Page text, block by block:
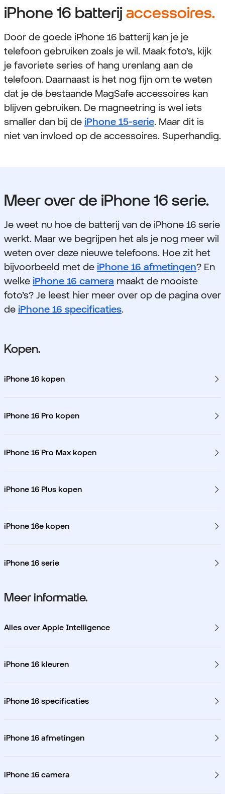
iPhone 16 batterijaccessoires.
Door de goede iPhone 16 batterij kan je je
telefoon gebruiken zoals je wil. Maak foto’s, kijk
je favoriete series of hang urenlang aan de
telefoon. Daarnaast is het nog fijn om te weten
dat je de bestaande MagSafe accessoires kan
blijven gebruiken. De magneetring is wel iets
smaller dan bij de iPhone 15-serie. Maar dit is
niet van invloed op de accessoires. Superhandig.
Meer over de iPhone 16 serie.
Je weet nu hoe de batterij van de iPhone 16 serie
werkt. Maar we begrijpen het als je nog meer wil
weten over deze nieuwe telefoons. Hoe zit het
bijvoorbeeld met de iPhone 16 afmetingen? En
welke iPhone 16 camera maakt de mooiste
foto’s? Je leest hier meer over op de pagina over
de iPhone 16 specificaties.
Kopen.
iPhone 16 kopen
iPhone 16 Pro kopen
iPhone 16 Pro Max kopen
iPhone 16 Plus kopen
iPhone 16e kopen
iPhone 16 serie
Meer informatie.
Alles over Apple Intelligence
iPhone 16 kleuren
iPhone 16 specificaties
iPhone 16 afmetingen
iPhone 16 camera